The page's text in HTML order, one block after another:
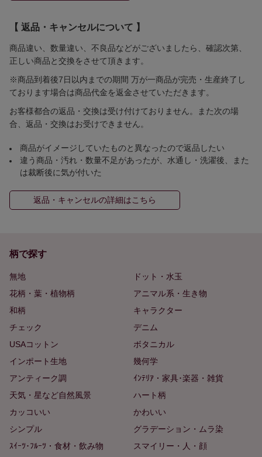
【 返品・キャンセルについて 】
商品違い、数量違い、不良品などがございましたら、確認次第、
正しい商品と交換をさせて頂きます。
※商品到着後7日以内までの期間 万が一商品が完売・生産終了し
ております場合は商品代金を返金させていただきます。
お客様都合の返品・交換は受け付けておりません。また次の場
合、返品・交換はお受けできません。
商品がイメージしていたものと異なったので返品したい
違う商品・汚れ・数量不足があったが、水通し・洗濯後、また
は裁断後に気が付いた
返品・キャンセルの詳細はこちら
柄で探す
無地
ドット・水玉
花柄・葉・植物柄
アニマル系・生き物
和柄
キャラクター
チェック
デニム
USAコットン
ボタニカル
インポート生地
幾何学
アンティーク調
ｲﾝﾃﾘｱ・家具･楽器・雑貨
天気・星など自然風景
ハート柄
カッコいい
かわいい
シンプル
グラデーション・ムラ染
ｽｲｰﾂ･ﾌﾙｰﾂ・食材・飲み物
スマイリー・人・顔